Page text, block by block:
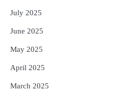
July 2025
June 2025
May 2025
April 2025
March 2025